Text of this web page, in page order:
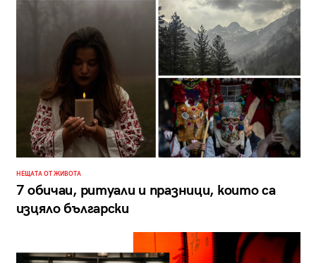
НЕЩАТА ОТ ЖИВОТА
7 обичаи, ритуали и празници, които са
изцяло български